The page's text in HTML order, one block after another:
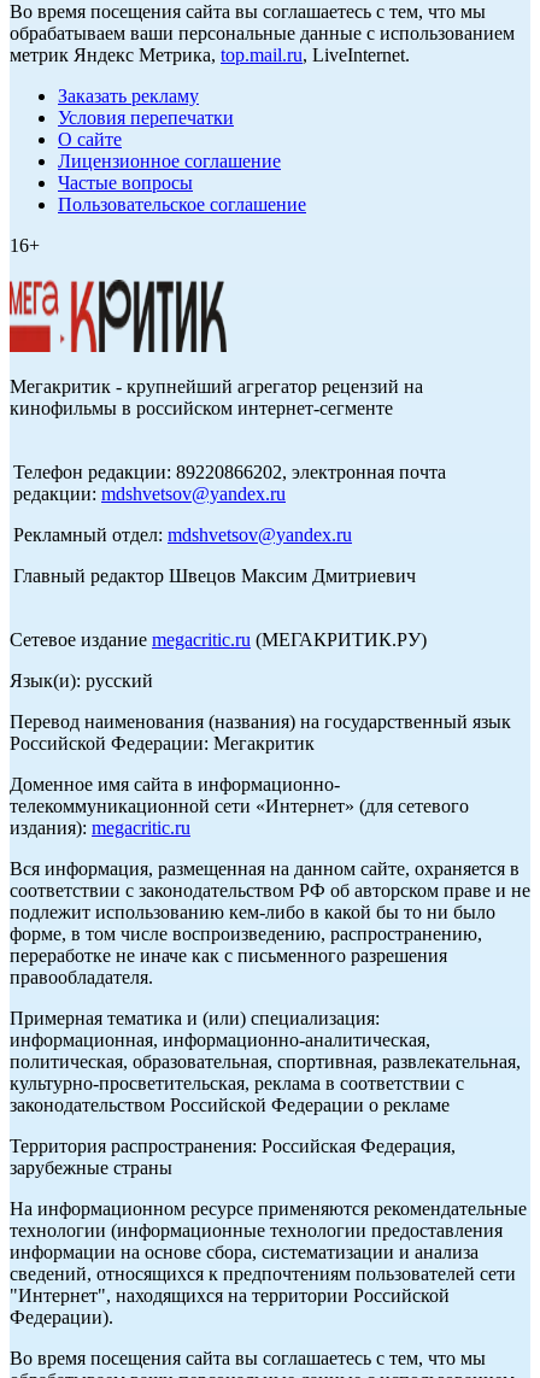
Во время посещения сайта вы соглашаетесь с тем, что мы
обрабатываем ваши персональные данные с использованием
метрик Яндекс Метрика, top.mail.ru, LiveInternet.
Заказать рекламу
Условия перепечатки
О сайте
Лицензионное соглашение
Частые вопросы
Пользовательское соглашение
16+
Мегакритик - крупнейший агрегатор рецензий на
кинофильмы в российском интернет-сегменте
Телефон редакции: 89220866202, электронная почта
редакции: mdshvetsov@yandex.ru
Рекламный отдел: mdshvetsov@yandex.ru
Главный редактор Швецов Максим Дмитриевич
Сетевое издание megacritic.ru (МЕГАКРИТИК.РУ)
Язык(и): русский
Перевод наименования (названия) на государственный язык
Российской Федерации: Мегакритик
Доменное имя сайта в информационно-
телекоммуникационной сети «Интернет» (для сетевого
издания): megacritic.ru
Вся информация, размещенная на данном сайте, охраняется в
соответствии с законодательством РФ об авторском праве и не
подлежит использованию кем-либо в какой бы то ни было
форме, в том числе воспроизведению, распространению,
переработке не иначе как с письменного разрешения
правообладателя.
Примерная тематика и (или) специализация:
информационная, информационно-аналитическая,
политическая, образовательная, спортивная, развлекательная,
культурно-просветительская, реклама в соответствии с
законодательством Российской Федерации о рекламе
Территория распространения: Российская Федерация,
зарубежные страны
На информационном ресурсе применяются рекомендательные
технологии (информационные технологии предоставления
информации на основе сбора, систематизации и анализа
сведений, относящихся к предпочтениям пользователей сети
"Интернет", находящихся на территории Российской
Федерации).
Во время посещения сайта вы соглашаетесь с тем, что мы